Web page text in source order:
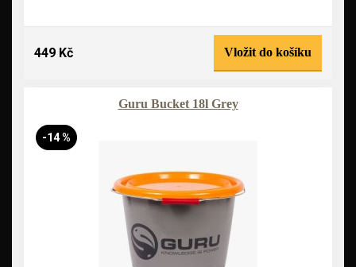
449 Kč Vložit do košíku
Guru Bucket 18l Grey
-14 %